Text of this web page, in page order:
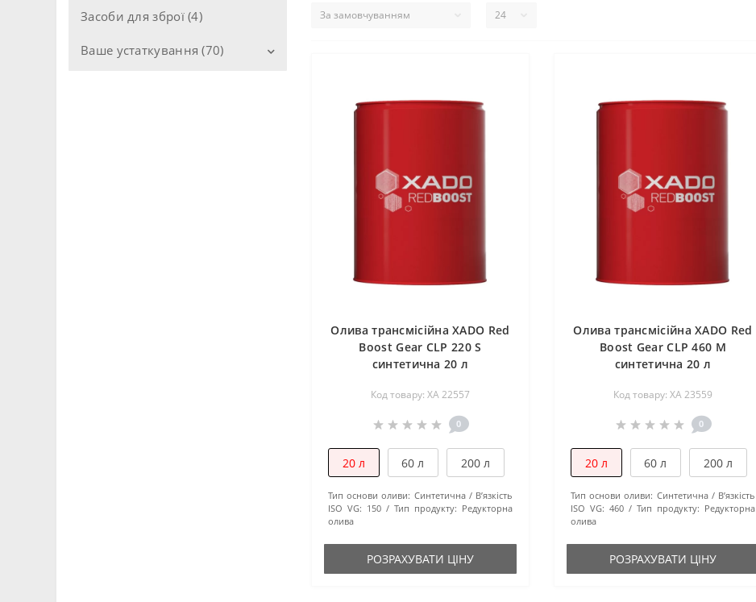
Засоби для зброї (4)
Ваше устаткування (70)
Олива трансмісійна XADO Red
Boost Gear CLP 220 S
синтетична 20 л
Код товару: XA 22557
0
20 л 60 л 200 л
Тип основи оливи: Синтетична
В’язкість
ISO VG: 150 Тип продукту: Редукторна
олива
РОЗРАХУВАТИ ЦІНУ
Олива трансмісійна XADO Red
Boost Gear CLP 460 М
синтетична 20 л
Код товару: XA 23559
0
20 л 60 л 200 л
Тип основи оливи: Синтетична
В’язкість
ISO VG: 460 Тип продукту: Редукторна
олива
РОЗРАХУВАТИ ЦІНУ